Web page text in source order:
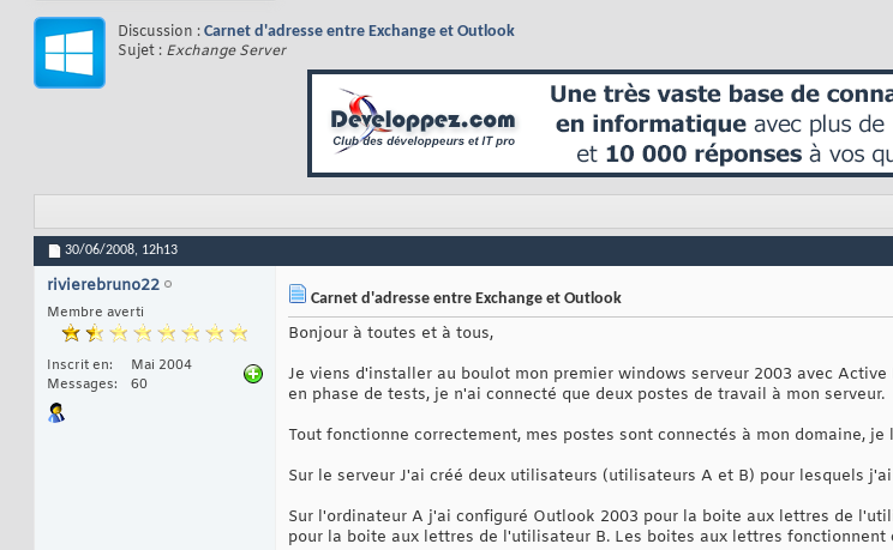
Discussion : Carnet d'adresse entre Exchange et Outlook
Sujet : Exchange Server
30/06/2008, 12h13
rivierebruno22
Membre averti
Inscrit en
Mai 2004
Messages
60
Carnet d'adresse entre Exchange et Outlook
Bonjour à toutes et à tous,
Je viens d'installer au boulot mon premier windows serveur 2003 avec
en phase de tests, je n'ai connecté que deux postes de travail à mon serveur.
Tout fonctionne correctement, mes postes sont connectés à mon domaine,
Sur le serveur J'ai créé deux utilisateurs (utilisateurs A et B) pour lesquels
Sur l'ordinateur A j'ai configuré Outlook 2003 pour la boite aux lettres de
pour la boite aux lettres de l'utilisateur B. Les boites aux lettres fonctionnent